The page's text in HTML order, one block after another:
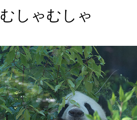
むしゃむしゃ